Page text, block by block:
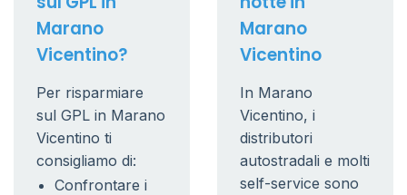
Marano
Vicentino?
Per risparmiare
sul GPL in Marano
Vicentino ti
consigliamo di:
Confrontare i
Marano
Vicentino
In Marano
Vicentino, i
distributori
autostradali e molti
self-service sono